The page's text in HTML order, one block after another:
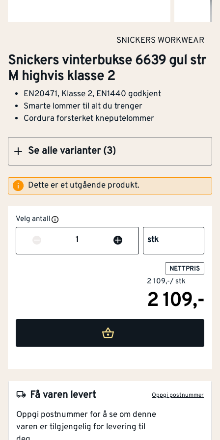
SNICKERS WORKWEAR
Snickers vinterbukse 6639 gul str
M highvis klasse 2
EN20471, Klasse 2, EN1440 godkjent
Smarte lommer til alt du trenger
Cordura forsterket kneputelommer
Se alle varianter (3)
Snickers vinterbukse 6639 gul str XL highvis
Klikk og hent
Dette er et utgående produkt.
Velg antall
Antall stk
NETTPRIS
2 109,-/ stk
2 109,-
Få varen levert Oppgi postnummer
Oppgi postnummer for å se om denne
varen er tilgjengelig for levering til
Artikkelnummer 101216007
EN20471, Klasse 2, EN1440 godkjent
Smarte lommer til alt du trenger
Vanntett Nei
Flammehemmende
versjon
Nei
Vannavvisende Nei
Høy synlighet
(signalfarger)
Ja
Med reflekterende striper Ja
Nei
Beskyttelse mot
kjemikalier
Materiale Andre